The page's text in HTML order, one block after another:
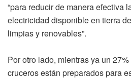
“para reducir de manera efectiva
electricidad disponible en tierra
limpias y renovables”.
Por otro lado, mientras ya un
cruceros están preparados para